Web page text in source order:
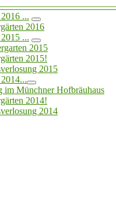
...
2016
...
2015
2015!
2015
im Münchner Hofbräuhaus
2014!
2014